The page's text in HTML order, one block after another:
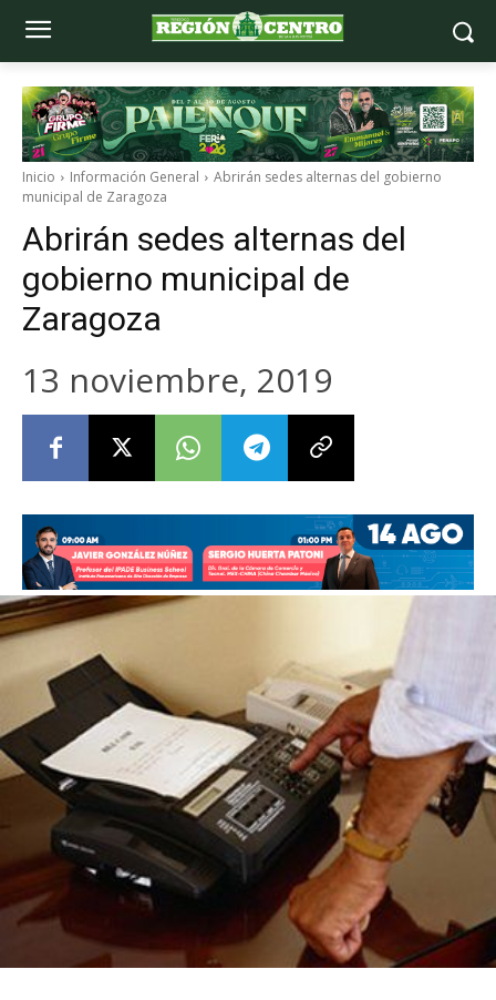
Inicio Información General
Abrirán sedes alternas del gobierno
municipal de Zaragoza
Abrirán sedes alternas del
gobierno municipal de
Zaragoza
13 noviembre, 2019